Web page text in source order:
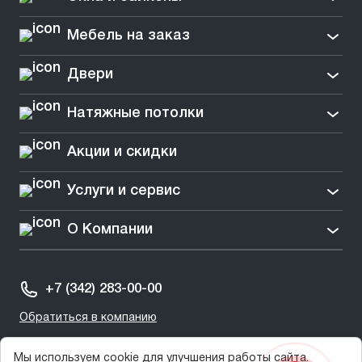
Мебель на заказ
Двери
Натяжные потолки
Акции и скидки
Услуги и сервис
О Компании
+7 (342) 283-00-00
Обратиться в компанию
Мы используем cookie для улучшения работы сайта.